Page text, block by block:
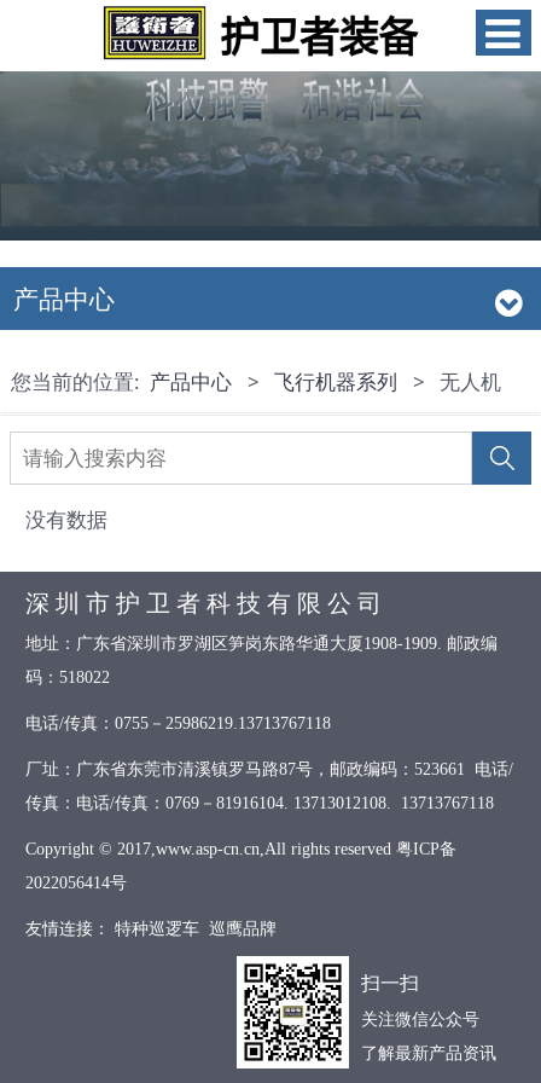
产品中心
您当前的位置: 产品中心 > 飞行机器系列 > 无人机
没有数据
深 圳 市 护 卫 者 科 技 有 限 公 司
地址：广东省深圳市罗湖区笋岗东路华通大厦1908-1909. 邮政编
码：518022
电话/传真：0755－25986219.13713767118
厂址：广东省东莞市清溪镇罗马路87号，邮政编码：523661 电话/
传真：电话/传真：0769－81916104. 13713012108. 13713767118
Copyright © 2017,www.asp-cn.cn,All rights reserved 粤ICP备
2022056414号
友情连接： 特种巡逻车 巡鹰品牌
扫一扫
关注微信公众号
了解最新产品资讯